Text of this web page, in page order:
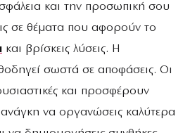
και την προσωπική σου
σε θέματα που αφορούν το
και βρίσκεις λύσεις. Η
σωστά σε αποφάσεις. Οι
και προσφέρουν
να οργανώσεις καλύτερα